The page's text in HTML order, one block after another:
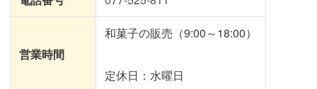
営業時間
和菓子の販売（9:00～18:00）
定休日：水曜日